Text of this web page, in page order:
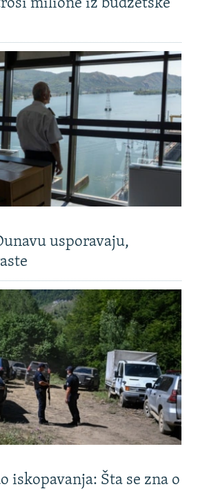
milione iz budžetske
usporavaju,
iskopavanja: Šta se zna o